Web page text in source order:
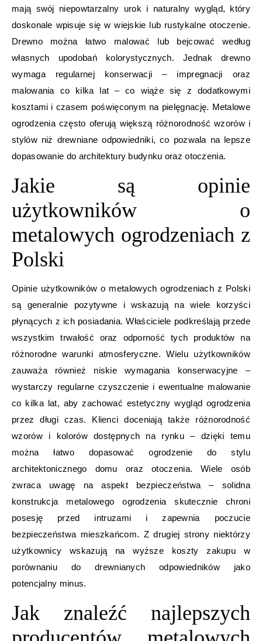
mają swój niepowtarzalny urok i naturalny wygląd, który
doskonale wpisuje się w wiejskie lub rustykalne otoczenie.
Drewno można łatwo malować lub bejcować według
własnych upodobań kolorystycznych. Jednak drewno
wymaga regularnej konserwacji – impregnacji oraz
malowania co kilka lat – co wiąże się z dodatkowymi
kosztami i czasem poświęconym na pielęgnację. Metalowe
ogrodzenia często oferują większą różnorodność wzorów i
stylów niż drewniane odpowiedniki, co pozwala na lepsze
dopasowanie do architektury budynku oraz otoczenia.
Jakie są opinie
użytkowników o
metalowych ogrodzeniach z
Polski
Opinie użytkowników o metalowych ogrodzeniach z Polski
są generalnie pozytywne i wskazują na wiele korzyści
płynących z ich posiadania. Właściciele podkreślają przede
wszystkim trwałość oraz odporność tych produktów na
różnorodne warunki atmosferyczne. Wielu użytkowników
zauważa również niskie wymagania konserwacyjne –
wystarczy regularne czyszczenie i ewentualne malowanie
co kilka lat, aby zachować estetyczny wygląd ogrodzenia
przez długi czas. Klienci doceniają także różnorodność
wzorów i kolorów dostępnych na rynku – dzięki temu
można łatwo dopasować ogrodzenie do stylu
architektonicznego domu oraz otoczenia. Wiele osób
zwraca uwagę na aspekt bezpieczeństwa – solidna
konstrukcja metalowego ogrodzenia skutecznie chroni
posesję przed intruzami i zapewnia poczucie
bezpieczeństwa mieszkańcom. Z drugiej strony niektórzy
użytkownicy wskazują na wyższe koszty zakupu w
porównaniu do drewnianych odpowiedników jako
potencjalny minus.
Jak znaleźć najlepszych